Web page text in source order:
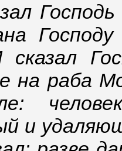
на раба
человек
и